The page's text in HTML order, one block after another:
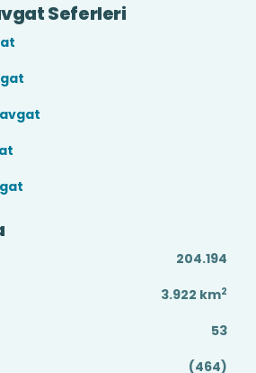
Seferleri
204.194
3.922 km2
53
(464)